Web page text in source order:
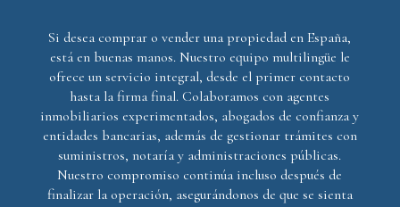
Si desea comprar o vender una propiedad en España,
está en buenas manos. Nuestro equipo multilingüe le
ofrece un servicio integral, desde el primer contacto
hasta la firma final. Colaboramos con agentes
inmobiliarios experimentados, abogados de confianza y
entidades bancarias, además de gestionar trámites con
suministros, notaría y administraciones públicas.
Nuestro compromiso continúa incluso después de
finalizar la operación, asegurándonos de que se sienta